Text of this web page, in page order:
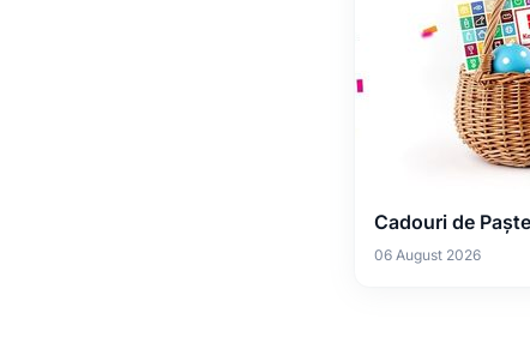
Cadouri de Paște
06 August 2026